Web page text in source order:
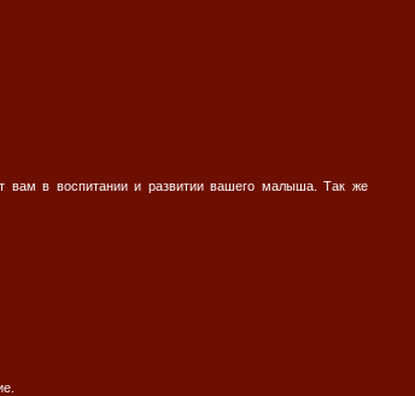
вам в воспитании и развитии вашего малыша. Так же